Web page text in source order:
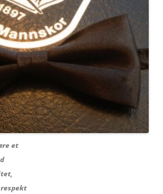
et